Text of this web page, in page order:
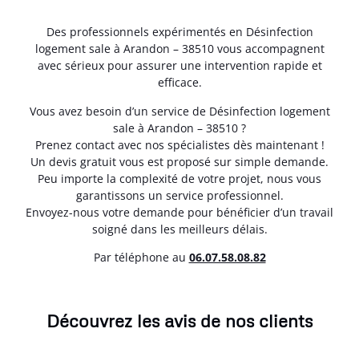
Des professionnels expérimentés en Désinfection
logement sale à Arandon – 38510 vous accompagnent
avec sérieux pour assurer une intervention rapide et
efficace.
Vous avez besoin d’un service de Désinfection logement
sale à Arandon – 38510 ?
Prenez contact avec nos spécialistes dès maintenant !
Un devis gratuit vous est proposé sur simple demande.
Peu importe la complexité de votre projet, nous vous
garantissons un service professionnel.
Envoyez-nous votre demande pour bénéficier d’un travail
soigné dans les meilleurs délais.
Par téléphone au 06.07.58.08.82
Découvrez les avis de nos clients